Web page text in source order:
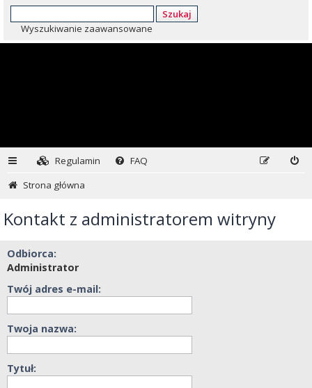
Szukaj
Wyszukiwanie zaawansowane
Regulamin
FAQ
Strona główna
Kontakt z administratorem witryny
Odbiorca:
Administrator
Twój adres e-mail:
Twoja nazwa:
Tytuł: